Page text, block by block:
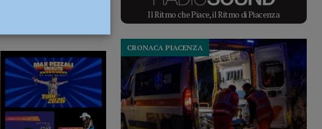
Il Ritmo che Piace, il Ritmo di Piacenza
CRONACA PIACENZA